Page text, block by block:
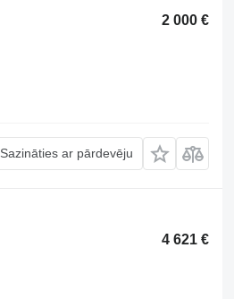
2 000 €
Sazināties ar pārdevēju
4 621 €